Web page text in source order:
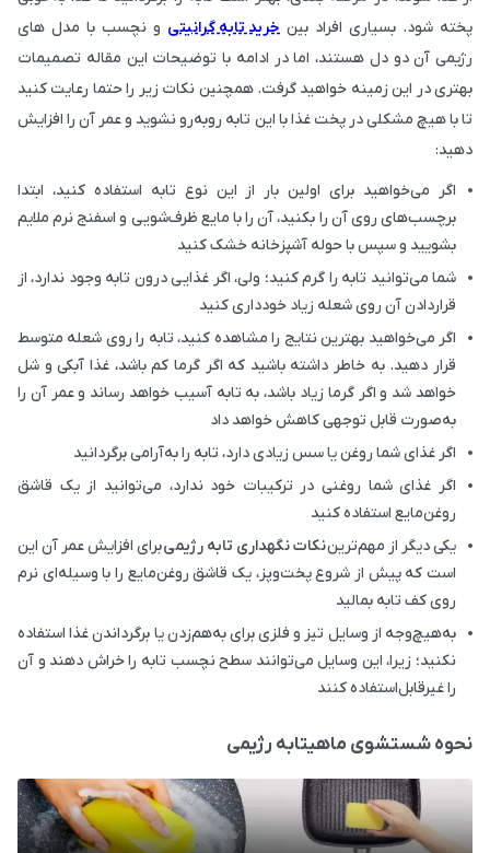
پخته شود. بسیاری افراد بین خرید تابه گرانیتی و نچسب با مدل های
رژیمی آن دو دل هستند، اما در ادامه با توضیحات این مقاله تصمیمات
بهتری در این زمینه خواهید گرفت. همچنین نکات زیر را حتما رعایت کنید
تا با هیچ مشکلی در پخت غذا با این تابه روبه‌رو نشوید و عمر آن را افزایش
دهید:
اگر می‌خواهید برای اولین بار از این نوع تابه استفاده کنید، ابتدا
برچسب‌های روی آن را بکنید، آن را با مایع ظرف‌شویی و اسفنج نرم ملایم
بشویید و سپس با حوله آشپزخانه خشک کنید
شما می‌توانید تابه را گرم کنید؛ ولی، اگر غذایی درون تابه وجود ندارد، از
قراردادن آن روی شعله زیاد خودداری کنید
اگر می‌خواهید بهترین نتایج را مشاهده کنید، تابه را روی شعله متوسط
قرار دهید. به خاطر داشته باشید که اگر گرما کم باشد، غذا آبکی و شل
خواهد شد و اگر گرما زیاد باشد، به تابه آسیب خواهد رساند و عمر آن را
به‌صورت قابل توجهی کاهش خواهد داد
اگر غذای شما روغن یا سس زیادی دارد، تابه را به‌آرامی برگردانید
اگر غذای شما روغنی در ترکیبات خود ندارد، می‌توانید از یک قاشق
روغن‌مایع استفاده کنید
یکی دیگر از مهم‌تریننکات نگهداری تابه رژیمیبرای افزایش عمر آن این
است که پیش از شروع پخت‌وپز، یک قاشق روغن‌مایع را با وسیله‌ای نرم
روی کف تابه بمالید
به‌هیچ‌وجه از وسایل تیز و فلزی برای به‌هم‌زدن یا برگرداندن غذا استفاده
نکنید؛ زیرا، این وسایل می‌توانند سطح نچسب تابه را خراش دهند و آن
را غیرقابل‌استفاده کنند
نحوه شستشوی ماهیتابه رژیمی